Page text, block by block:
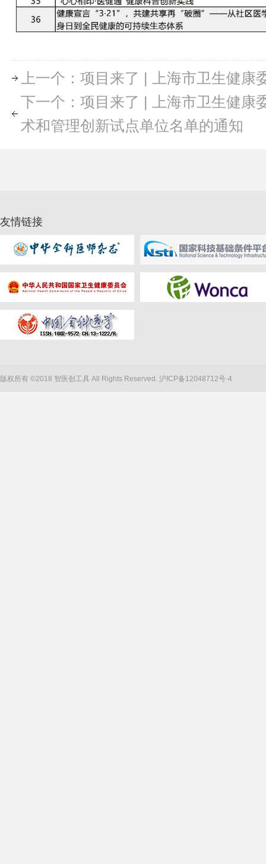
上一个：项目来了 | 上海市卫生健
下一个：项目来了 | 上海市卫生健康
术和管理创新试点单位名单的通知
友情链接
版权所有 ©2018 智医创工具 All Rights Reserved. 沪ICP备12048712号-4